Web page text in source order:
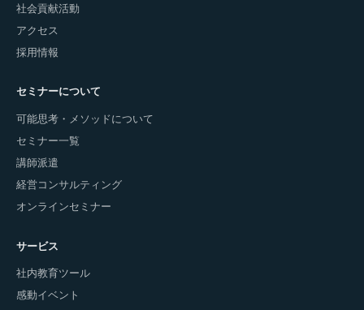
社会貢献活動
アクセス
採用情報
セミナーについて
可能思考・メソッドについて
セミナー一覧
講師派遣
経営コンサルティング
オンラインセミナー
サービス
社内教育ツール
感動イベント